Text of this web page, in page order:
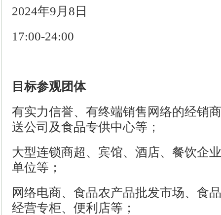
2024年9月8日
17:00-24:00
目标参观团体
有实力信誉、有终端销售网络的经销
送公司及食品专供中心等；
大型连锁商超、宾馆、酒店、餐饮企
单位等；
网络电商、食品农产品批发市场、食
经营专柜、便利店等；